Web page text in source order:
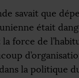
savait que
était
la force de
la politique